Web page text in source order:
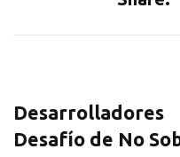
Desafío de No